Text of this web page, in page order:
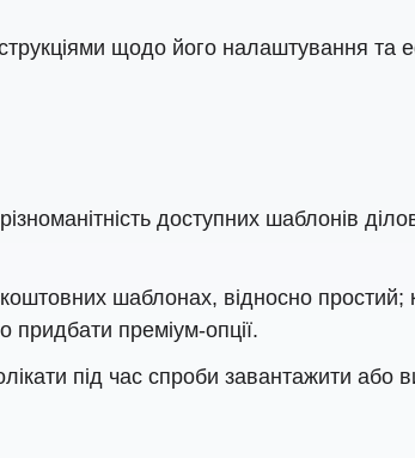
щодо його налаштування
доступних шаблонів
шаблонах, відносно простий;
преміум-опції.
під час спроби завантажити або